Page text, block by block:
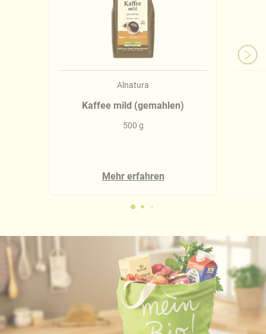
Alnatura
Kaffee mild (gemahlen)
500 g
Mehr erfahren